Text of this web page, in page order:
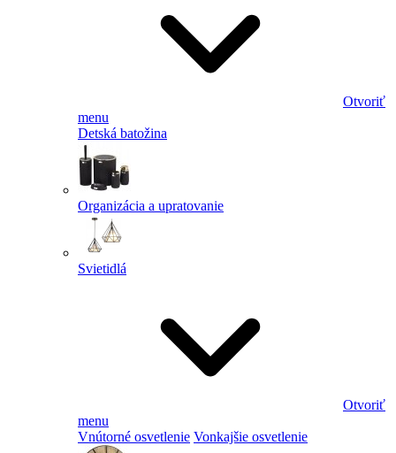
Otvoriť
menu
Detská batožina
Organizácia a upratovanie
Svietidlá
Otvoriť
menu
Vnútorné osvetlenie Vonkajšie osvetlenie